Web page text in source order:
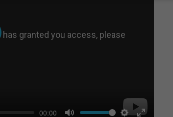
00:00